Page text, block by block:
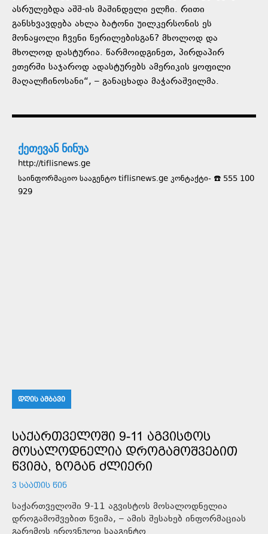
ასრულებდა აშშ-ის მაშინდელი ელჩი. რითი
განსხვავდება ახლა ბატონი უილკერსონის ეს
მონაყოლი ჩვენი წერილებისგან? მხოლოდ და
მხოლოდ დასტურია. წარმოიდგინეთ, პირდაპირ
ეთერში საჯაროდ ადასტურებს ამერიკის ყოფილი
მაღალჩინოსანი“, – განაცხადა მაჭარაშვილმა.
ქეთევან ნინუა
http://tiflisnews.ge
საინფორმაციო სააგენტო tiflisnews.ge კონტაქტი- ☎️ 555 100
929
ᲓᲦᲘᲡ ᲐᲛᲑᲐᲕᲘ
ᲡᲐᲥᲐᲠᲗᲕᲔᲚᲝᲨᲘ 9-11 ᲐᲒᲕᲘᲡᲢᲝᲡ
ᲛᲝᲡᲐᲚᲝᲓᲜᲔᲚᲘᲐ ᲓᲠᲝᲒᲐᲛᲝᲨᲕᲔᲑᲘᲗ
ᲬᲕᲘᲛᲐ, ᲖᲝᲒᲐᲜ ᲫᲚᲘᲔᲠᲘ
3 ᲡᲐᲐᲗᲘᲡ ᲬᲘᲜ
საქართველოში 9-11 აგვისტოს მოსალოდნელია
დროგამოშვებით წვიმა, – ამის შესახებ ინფორმაციას